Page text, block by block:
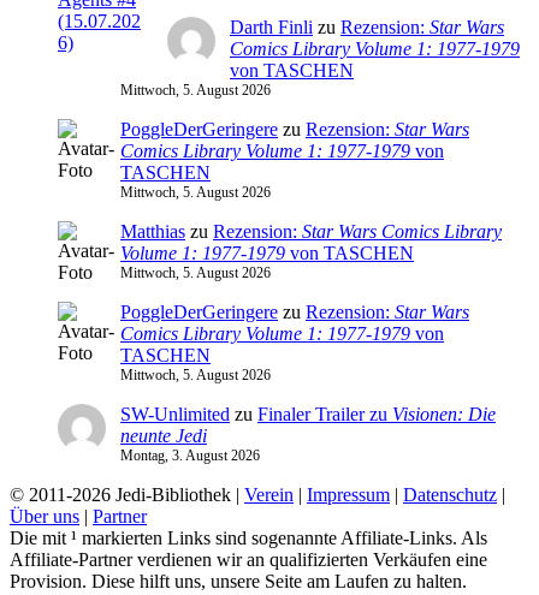
Darth Finli zu Rezension: Star Wars
Comics Library Volume 1: 1977-1979
von TASCHEN
Mittwoch, 5. August 2026
PoggleDerGeringere zu Rezension: Star Wars
Comics Library Volume 1: 1977-1979 von
TASCHEN
Mittwoch, 5. August 2026
Matthias zu Rezension: Star Wars Comics Library
Volume 1: 1977-1979 von TASCHEN
Mittwoch, 5. August 2026
PoggleDerGeringere zu Rezension: Star Wars
Comics Library Volume 1: 1977-1979 von
TASCHEN
Mittwoch, 5. August 2026
SW-Unlimited zu Finaler Trailer zu Visionen: Die
neunte Jedi
Montag, 3. August 2026
© 2011-2026 Jedi-Bibliothek | Verein | Impressum | Datenschutz |
Über uns | Partner
Die mit ¹ markierten Links sind sogenannte Affiliate-Links. Als
Affiliate-Partner verdienen wir an qualifizierten Verkäufen eine
Provision. Diese hilft uns, unsere Seite am Laufen zu halten.